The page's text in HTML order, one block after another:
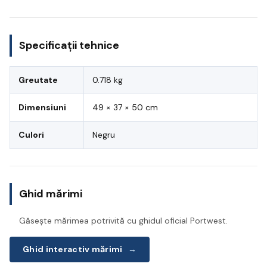
Specificații tehnice
Greutate 0.718 kg
Dimensiuni 49 × 37 × 50 cm
Culori Negru
Ghid mărimi
Găsește mărimea potrivită cu ghidul oficial Portwest.
Ghid interactiv mărimi →